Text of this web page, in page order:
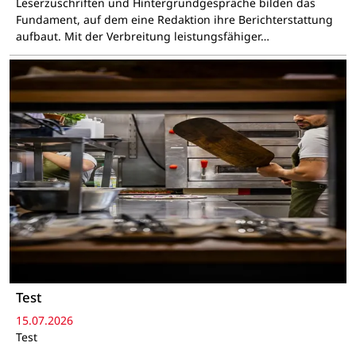
Fundament, auf dem eine Redaktion ihre Berichterstattung
aufbaut. Mit der Verbreitung leistungsfähiger…
Test
15.07.2026
Test